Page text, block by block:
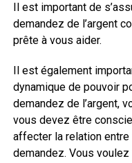
Il est important de
demandez de l’argent
prête à vous aider.
Il est également
dynamique de pouvoir
demandez de l’argent,
vous devez être
affecter la relation
demandez. Vous